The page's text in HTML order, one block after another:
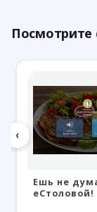
‹
Ешь не
eСтоловой!